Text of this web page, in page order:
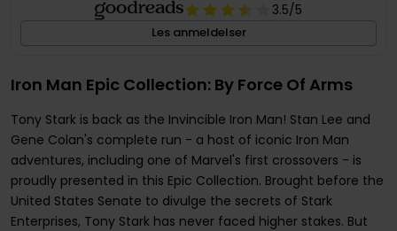
3.5/5
Les anmeldelser
Iron Man Epic Collection: By Force Of Arms
Tony Stark is back as the Invincible Iron Man! Stan Lee and
Gene Colan's complete run - a host of iconic Iron Man
adventures, including one of Marvel's first crossovers - is
proudly presented in this Epic Collection. Brought before the
United States Senate to divulge the secrets of Stark
Enterprises, Tony Stark has never faced higher stakes. But